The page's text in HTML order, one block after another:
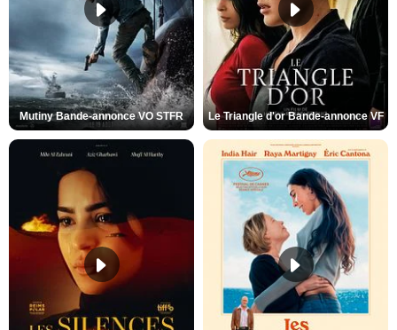
Mutiny Bande-annonce VO STFR Le Triangle d'or Bande-annonce VF